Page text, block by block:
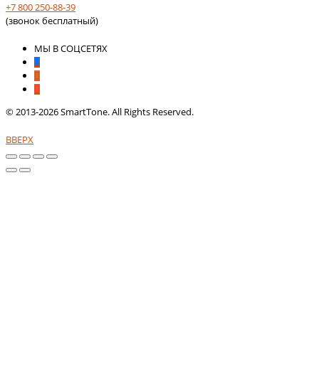
+7 800 250-88-39
(звонок бесплатный)
МЫ В СОЦСЕТЯХ
© 2013-2026 SmartTone. All Rights Reserved.
ВВЕРХ